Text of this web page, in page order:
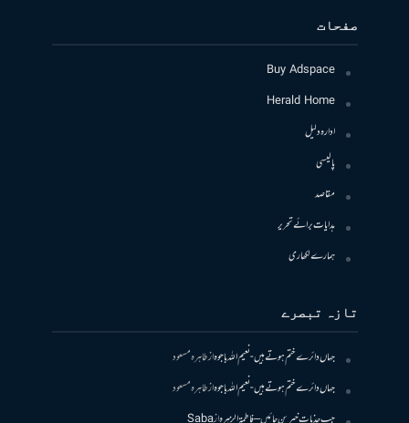
صفحات
Buy Adspace
Herald Home
ادارہ دلیل
پالیسی
مقاصد
ہدایات برائے تحریر
ہمارے لکھاری
تازہ تبصرے
جہاں دائرے ختم ہوتے ہیں- نعیم اللہ باجوہازطاہرہ مسعود
جہاں دائرے ختم ہوتے ہیں- نعیم اللہ باجوہازطاہرہ مسعود